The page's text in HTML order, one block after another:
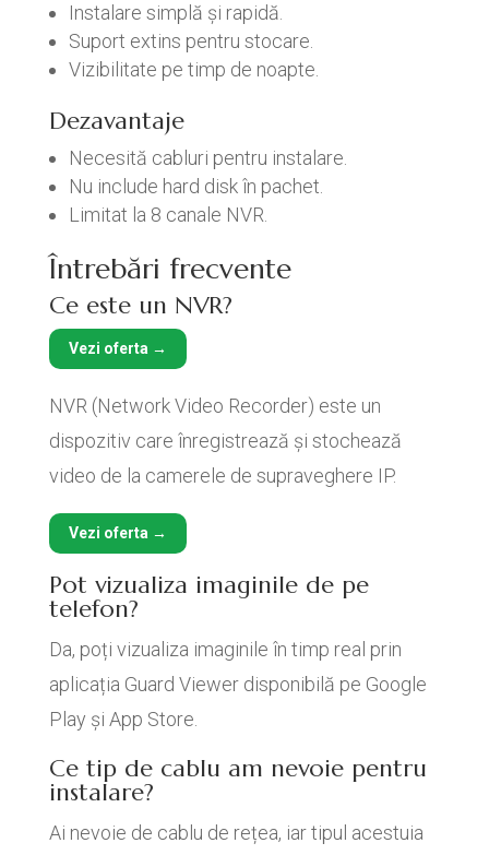
Instalare simplă și rapidă.
Suport extins pentru stocare.
Vizibilitate pe timp de noapte.
Dezavantaje
Necesită cabluri pentru instalare.
Nu include hard disk în pachet.
Limitat la 8 canale NVR.
Întrebări frecvente
Ce este un NVR?
Vezi oferta →
NVR (Network Video Recorder) este un
dispozitiv care înregistrează și stochează
video de la camerele de supraveghere IP.
Vezi oferta →
Pot vizualiza imaginile de pe
telefon?
Da, poți vizualiza imaginile în timp real prin
aplicația Guard Viewer disponibilă pe Google
Play și App Store.
Ce tip de cablu am nevoie pentru
instalare?
Ai nevoie de cablu de rețea, iar tipul acestuia